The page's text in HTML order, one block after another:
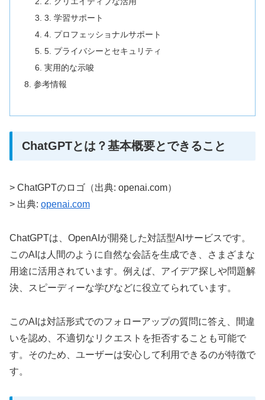
3. 学習サポート
4. プロフェッショナルサポート
5. プライバシーとセキュリティ
実用的な示唆
参考情報
ChatGPTとは？基本概要とできること
> ChatGPTのロゴ（出典: openai.com）
> 出典: openai.com
ChatGPTは、OpenAIが開発した対話型AIサービスです。
このAIは人間のように自然な会話を生成でき、さまざまな
用途に活用されています。例えば、アイデア探しや問題解
決、スピーディーな学びなどに役立てられています。
このAIは対話形式でのフォローアップの質問に答え、間違
いを認め、不適切なリクエストを拒否することも可能で
す。そのため、ユーザーは安心して利用できるのが特徴で
す。